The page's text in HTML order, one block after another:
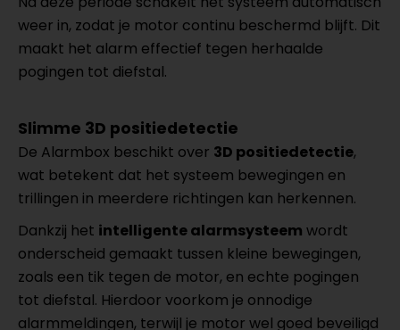
weer in, zodat je motor continu beschermd blijft. Dit
maakt het alarm effectief tegen herhaalde
pogingen tot diefstal.
Slimme 3D positiedetectie
De Alarmbox beschikt over 3D positiedetectie,
wat betekent dat het systeem bewegingen en
trillingen in meerdere richtingen kan herkennen.
Dankzij het intelligente alarmsysteem wordt
onderscheid gemaakt tussen kleine bewegingen,
zoals een tik tegen de motor, en echte pogingen
tot diefstal. Hierdoor voorkom je onnodige
alarmmeldingen, terwijl je motor wel goed beveiligd